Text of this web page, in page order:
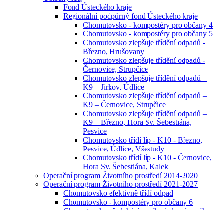
Fond Ústeckého kraje
Regionální podpůrný fond Ústeckého kraje
Chomutovsko - kompostéry pro občany 4
Chomutovsko - kompostéry pro občany 5
Chomutovsko zlepšuje třídění odpadů -
Březno, Hrušovany
Chomutovsko zlepšuje třídění odpadů -
Černovice, Strupčice
Chomutovsko zlepšuje třídění odpadů –
K9 – Jirkov, Údlice
Chomutovsko zlepšuje třídění odpadů –
K9 – Černovice, Strupčice
Chomutovsko zlepšuje třídění odpadů –
K9 – Březno, Hora Sv. Šebestiána,
Pesvice
Chomutovsko třídí líp - K10 - Březno,
Pesvice, Údlice, Všestudy
Chomutovsko třídí líp - K10 - Černovice,
Hora Sv. Šebestiána, Kalek
Operační program Životního prostředí 2014-2020
Operační program Životního prostředí 2021-2027
Chomutovsko efektivně třídí odpad
Chomutovsko - kompostéry pro občany 6